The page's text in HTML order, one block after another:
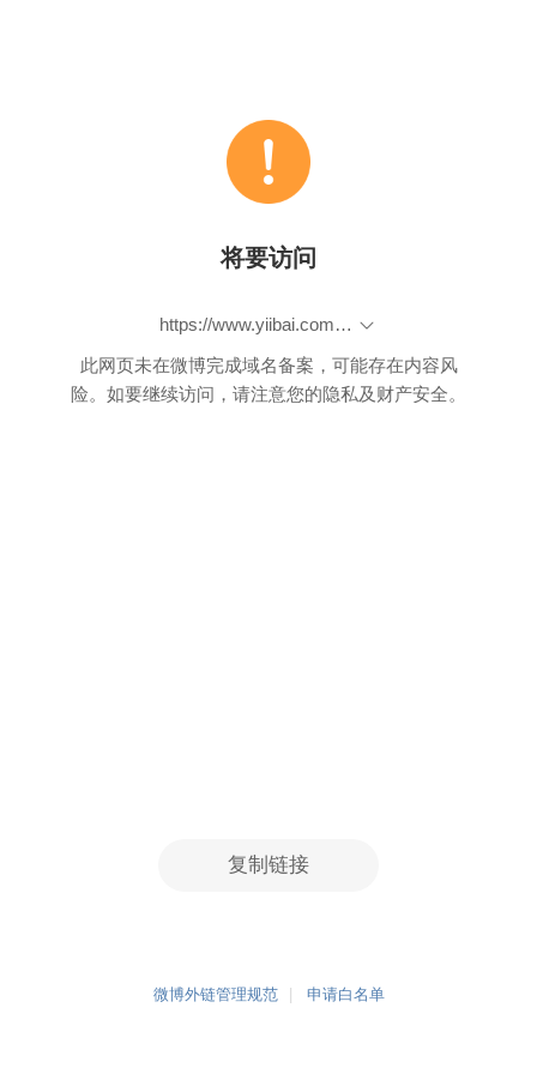
将要访问
https://www.yiibai.com/mysql/roles.html
此网页未在微博完成域名备案，可能存在内容风
险。如要继续访问，请注意您的隐私及财产安全。
复制链接
微博外链管理规范 申请白名单